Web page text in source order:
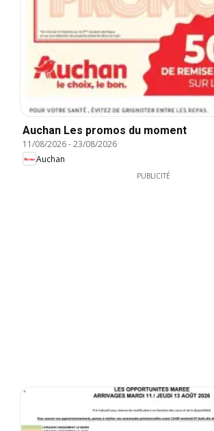
Auchan Les promos du moment
11/08/2026-23/08/2026
Auchan
PUBLICITÉ